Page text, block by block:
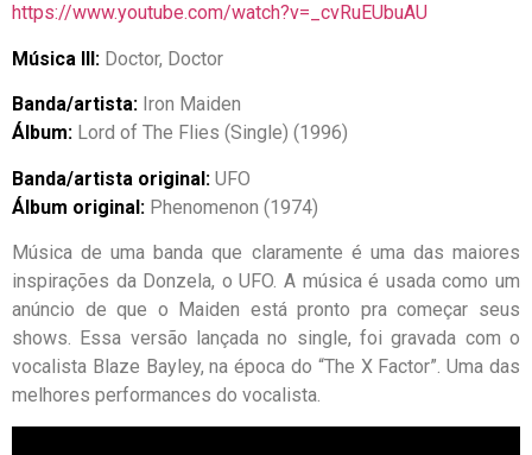
https://www.youtube.com/watch?v=_cvRuEUbuAU
Música III: Doctor, Doctor
Banda/artista: Iron Maiden
Álbum: Lord of The Flies (Single) (1996)
Banda/artista original: UFO
Álbum original: Phenomenon (1974)
Música de uma banda que claramente é uma das maiores
inspirações da Donzela, o UFO. A música é usada como um
anúncio de que o Maiden está pronto pra começar seus
shows. Essa versão lançada no single, foi gravada com o
vocalista Blaze Bayley, na época do “The X Factor”. Uma das
melhores performances do vocalista.